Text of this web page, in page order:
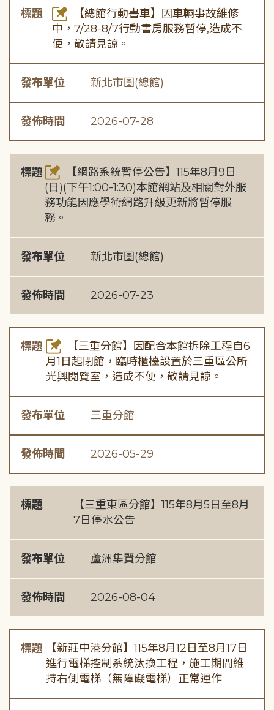
標題
【總館行動書車】因車輛事故維修
中，7/28-8/7行動書房服務暫停,造成不
便，敬請見諒。
發布單位 新北市圖(總館)
發佈時間 2026-07-28
標題
【網路系統暫停公告】115年8月9日
(日)(下午1:00-1:30)本館網站及相關對外服
務功能因應學術網路升級更新將暫停服
務。
發布單位 新北市圖(總館)
發佈時間 2026-07-23
標題
【三重分館】因配合本館拆除工程自6
月1日起閉館，臨時櫃檯設置於三重區公所
光興閱覽室，造成不便，敬請見諒。
發布單位 三重分館
發佈時間 2026-05-29
標題
【三重東區分館】115年8月5日至8月
7日停水公告
發布單位 蘆洲集賢分館
發佈時間 2026-08-04
標題
【新莊中港分館】115年8月12日至8月17日
進行電梯控制系統汰換工程，施工期間維
持右側電梯（無障礙電梯）正常運作